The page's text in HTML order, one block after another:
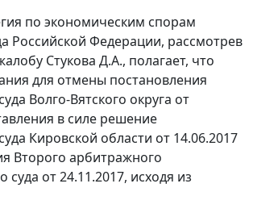
по экономическим спорам
Российской Федерации, рассмотрев
Стукова Д.А., полагает, что
для отмены постановления
Волго-Вятского округа от
в силе решение
Кировской области от 14.06.2017
Второго арбитражного
суда от 24.11.2017, исходя из